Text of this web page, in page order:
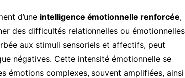
d’une intelligence émotionnelle renforcée,
des difficultés relationnelles ou émotionnelles
aux stimuli sensoriels et affectifs, peut
négatives. Cette intensité émotionnelle se
émotions complexes, souvent amplifiées, ainsi